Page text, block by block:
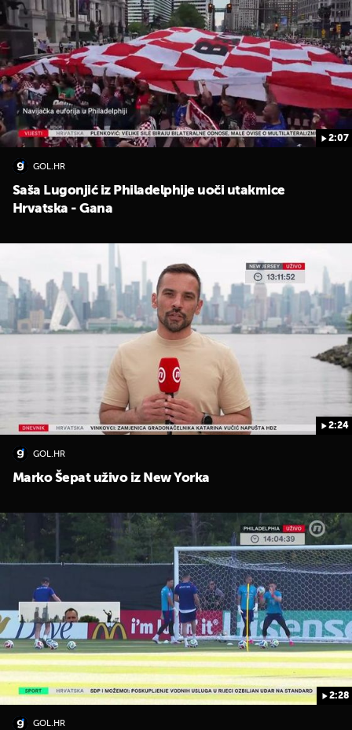
2:07
GOL.HR
Saša Lugonjić iz Philadelphije uoči utakmice
Hrvatska - Gana
2:24
GOL.HR
Marko Šepat uživo iz New Yorka
2:28
GOL.HR